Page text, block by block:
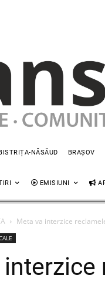
BISTRIȚA-NĂSĂUD BRAȘOV
EMISIUNI
Meta va interzice